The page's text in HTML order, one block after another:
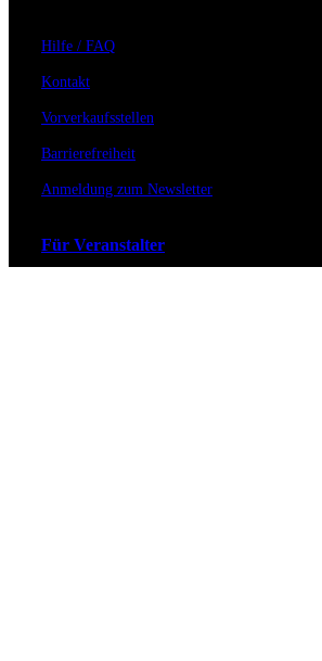
Hilfe / FAQ
Kontakt
Vorverkaufsstellen
Barrierefreiheit
Anmeldung zum Newsletter
Für Veranstalter